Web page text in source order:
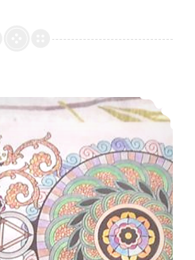
Quand le coloriage devient un ANTI-STRESS